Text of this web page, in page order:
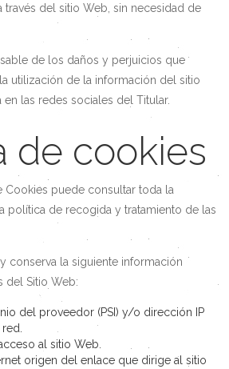
través del sitio Web, sin necesidad de
de los daños y perjuicios que
utilización de la información del sitio
las redes sociales del Titular.
de cookies
Cookies puede consultar toda la
política de recogida y tratamiento de las
conserva la siguiente información
del Sitio Web:
del proveedor (PSI) y/o dirección IP
al sitio Web.
origen del enlace que dirige al sitio